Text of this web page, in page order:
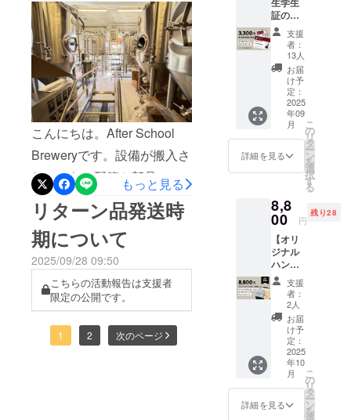
分け、異なるメーカーの酵
母を投入。酵母の比較実
験： ① Lallemand社：
Windsor酵母 ② WHC社：
Old English酵母同じビアス
タイル、同じ麦汁でも、酵
母の違いで味や香りにどん
な変化が生まれるのか？私
たちも今からワクワクして
います！3月中は、まずは設
備をフル稼働させながら、
さまざまな課題を洗い出す
「ブラッシュアップ期間」
として活動しています。こ
の初バッチがタップに繋が
るのは、3月末頃を予定して
こんにちは。After School
Breweryです。設備が搬入さ
れてから、配管や部品の組
み立てをパズルのように探
しながら組み上げをしてい
ます。ただ１箇所、煮沸釜
と糖化釜の蒸気が通る配管
の接続があと１cm合わ
ず・・他の配管がされてい
る中で煮沸釜を押して位置
もっと見る
リターン品発送時
期について
2025/09/28 09:50
こちらの活動報告は支援者
限定の公開です。
1 2 次のページ
証の発
行で応
援】第
１期学
生証＋
オリジ
ナルス
テッ
カー ・
第１期
生学生
証 ク
ラファ
ンでご
ただい
た方限
定で、
第1期生
の学生
証をお
送りい
たしま
す。 ・
オリジ
ナルス
テッ
カー 商
品サイ
ズ：
50mm×
80mm/
支援
者：
13人
お届
け予
定：
2025
年09
月
詳細を見る
こ
の
リ
タ
ー
ン
を
選
択
す
る
8,8
00 円
残り28
【オリ
ジナル
ハンカ
チ 2枚
セット
で応
援】 H
Tokyo
三宿店
ビー
ル柄の
刺繍入
りコラ
ボレー
ション
支援
者：
2人
お届
け予
定：
2025
年10
月
詳細を見る
こ
の
リ
タ
ー
ン
を